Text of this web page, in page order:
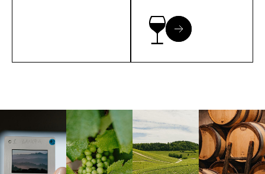
Langa, 1977 Borgogna,
Francia
Borgogna,
Francia
Instagram